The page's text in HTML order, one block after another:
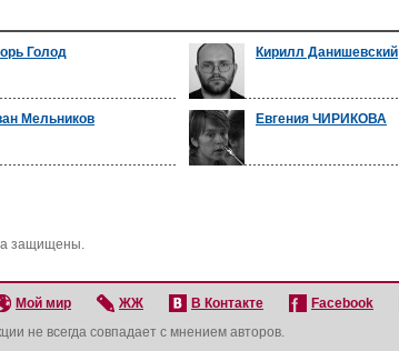
Голод Кирилл Данишевский
Мельников Евгения ЧИРИКОВА
защищены.
Мой мир ЖЖ В Контакте Facebook
не всегда совпадает с мнением авторов.